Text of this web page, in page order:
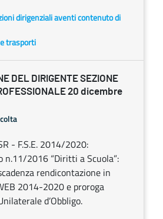
dirigenziali aventi contenuto di
trasporti
DEL DIRIGENTE SEZIONE
20 dicembre
- F.S.E. 2014/2020:
n.11/2016 “Diritti a Scuola”:
rendicontazione in
2014-2020 e proroga
d’Obbligo.